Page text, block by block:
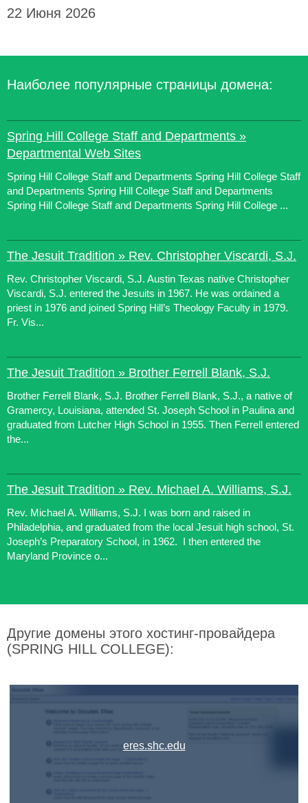
22 Июня 2026
Наиболее популярные страницы домена:
Spring Hill College Staff and Departments »
Departmental Web Sites
Spring Hill College Staff and Departments Spring Hill College Staff
and Departments Spring Hill College Staff and Departments
Spring Hill College Staff and Departments Spring Hill College ...
The Jesuit Tradition » Rev. Christopher Viscardi, S.J.
Rev. Christopher Viscardi, S.J. Austin Texas native Christopher
Viscardi, S.J. entered the Jesuits in 1967. He was ordained a
priest in 1976 and joined Spring Hill’s Theology Faculty in 1979.
Fr. Vis...
The Jesuit Tradition » Brother Ferrell Blank, S.J.
Brother Ferrell Blank, S.J. Brother Ferrell Blank, S.J., a native of
Gramercy, Louisiana, attended St. Joseph School in Paulina and
graduated from Lutcher High School in 1955. Then Ferrell entered
the...
The Jesuit Tradition » Rev. Michael A. Williams, S.J.
Rev. Michael A. Williams, S.J. I was born and raised in
Philadelphia, and graduated from the local Jesuit high school, St.
Joseph’s Preparatory School, in 1962. I then entered the
Maryland Province o...
Другие домены этого хостинг-провайдера
(SPRING HILL COLLEGE):
eres.shc.edu